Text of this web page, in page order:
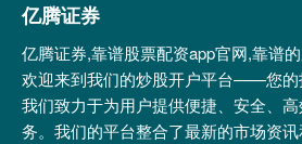
亿腾证券
亿腾证券,靠谱股票配资app官网,靠谱
欢迎来到我们的炒股开户平台——您的
我们致力于为用户提供便捷、安全、
务。我们的平台整合了最新的市场资